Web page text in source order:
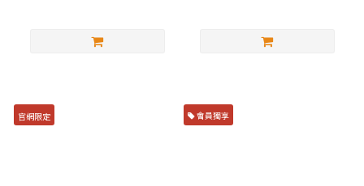
官網限定 會員獨享